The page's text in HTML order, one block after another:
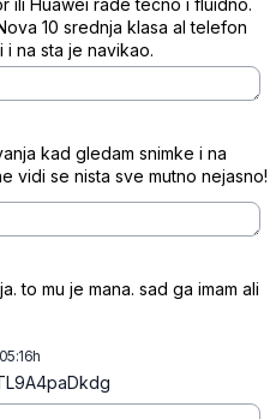
ili Huawei rade tecno i fluidno.
10 srednja klasa al telefon
i na sta je navikao.
kad gledam snimke i na
vidi se nista sve mutno nejasno!
to mu je mana. sad ga imam ali